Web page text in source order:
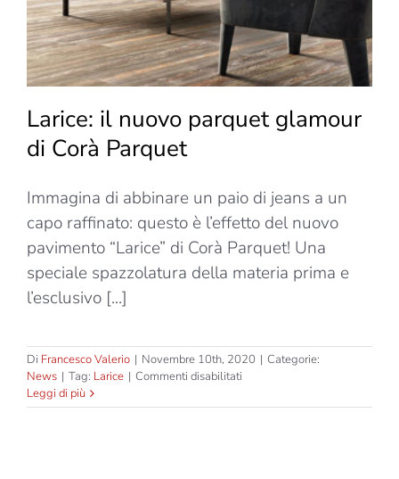
Larice: il nuovo parquet glamour
di Corà Parquet
Immagina di abbinare un paio di jeans a un
capo raffinato: questo è l’effetto del nuovo
pavimento “Larice” di Corà Parquet! Una
speciale spazzolatura della materia prima e
l’esclusivo [...]
Di Francesco Valerio | Novembre 10th, 2020 | Categorie:
News | Tag: Larice | Commenti disabilitati
il
Leggi di più